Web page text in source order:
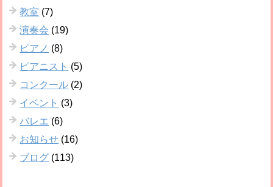
教室 (7)
演奏会 (19)
ピアノ (8)
ピアニスト (5)
コンクール (2)
イベント (3)
バレエ (6)
お知らせ (16)
ブログ (113)